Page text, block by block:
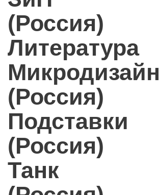
(Россия)
Литература
Микродизайн
(Россия)
Подставки
(Россия)
Танк